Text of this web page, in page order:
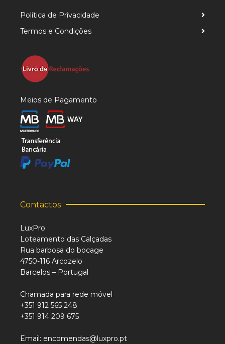
Política de Privacidade
Termos e Condições
Meios de Pagamento
Contactos
LuxPro
Loteamento das Calçadas
Rua barbosa do bocage
4750-116 Arcozelo
Barcelos – Portugal
Chamada para rede móvel
+351 912 565 248
+351 914 209 675
Email: encomendas@luxpro.pt